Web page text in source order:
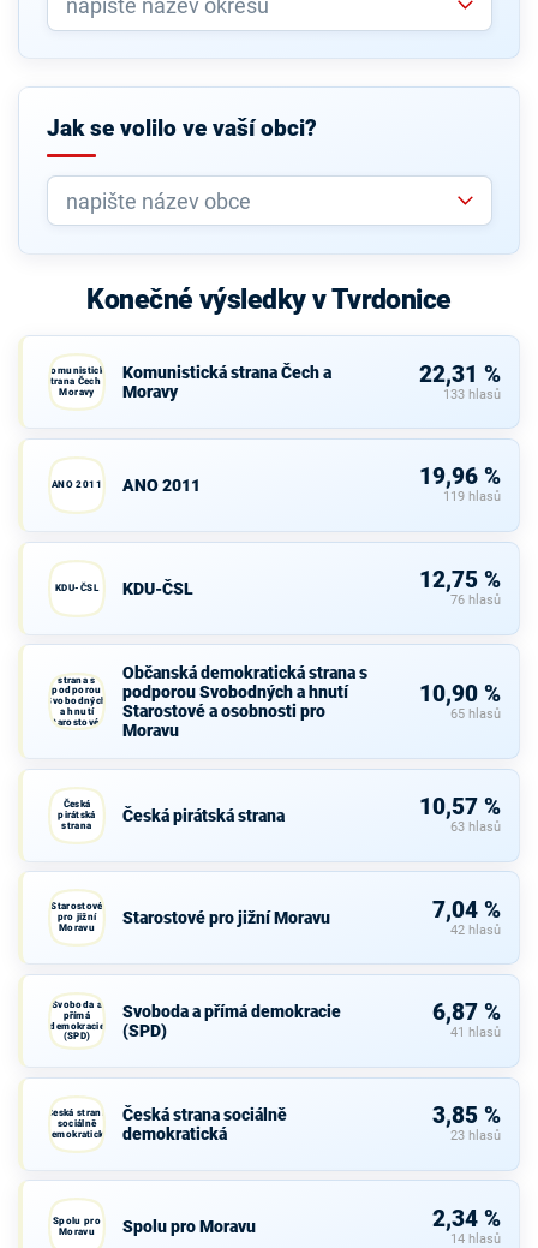
Jak se volilo ve vaší obci?
Konečné výsledky v Tvrdonice
Komunistická
strana Čech a
Moravy
Komunistická strana Čech a
Moravy
22,31 %
133 hlasů
ANO 2011 ANO 2011 19,96 %
119 hlasů
KDU-ČSL KDU-ČSL 12,75 %
76 hlasů
strana s
podporou
Svobodných
a hnutí
Starostové a
osobnosti
Občanská demokratická strana s
podporou Svobodných a hnutí
Starostové a osobnosti pro
Moravu
10,90 %
65 hlasů
Česká
pirátská
strana
Česká pirátská strana 10,57 %
63 hlasů
Starostové
pro jižní
Moravu
Starostové pro jižní Moravu 7,04 %
42 hlasů
Svoboda a
přímá
demokracie
(SPD)
Svoboda a přímá demokracie
(SPD)
6,87 %
41 hlasů
Česká strana
sociálně
demokratická
Česká strana sociálně
demokratická
3,85 %
23 hlasů
Spolu pro
Moravu
Spolu pro Moravu 2,34 %
14 hlasů